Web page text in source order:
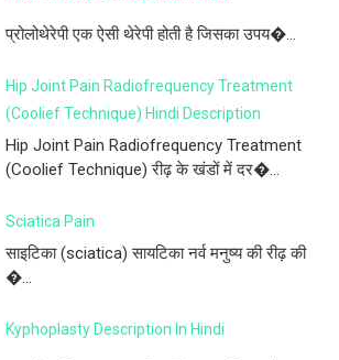
प्रोलोथेरेपी एक ऐसी थेरेपी होती है जिसका उपय�...
Hip Joint Pain Radiofrequency Treatment
(Coolief Technique) Hindi Description
Hip Joint Pain Radiofrequency Treatment
(Coolief Technique) रीढ़ के खंडों में दर�...
Sciatica Pain
साइटिका (sciatica) सायटिका नर्व मनुष्य की रीढ़ की
�...
Kyphoplasty Description In Hindi